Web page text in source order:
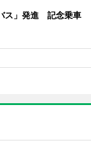
ス」発進 記念乗車